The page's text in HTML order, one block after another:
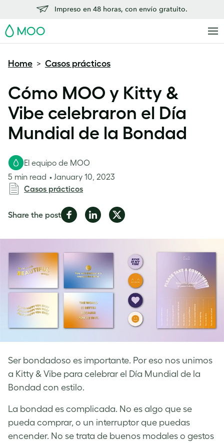
Impreso en 48 horas, con envío gratuito.
MOO
Home > Casos prácticos
Cómo MOO y Kitty &
Vibe celebraron el Día
Mundial de la Bondad
Ser bondadoso es importante. Por eso nos unimos
a Kitty & Vibe para celebrar el Día Mundial de la
Bondad con estilo.
El equipo de MOO
5 min read
January 10, 2023
Casos prácticos
Share the postShare
Facebook
Share
LinkedIn
Share
Twitter
La bondad es complicada. No es algo que se
pueda comprar, o un interruptor que puedas
encender. No se trata de buenos modales o gestos